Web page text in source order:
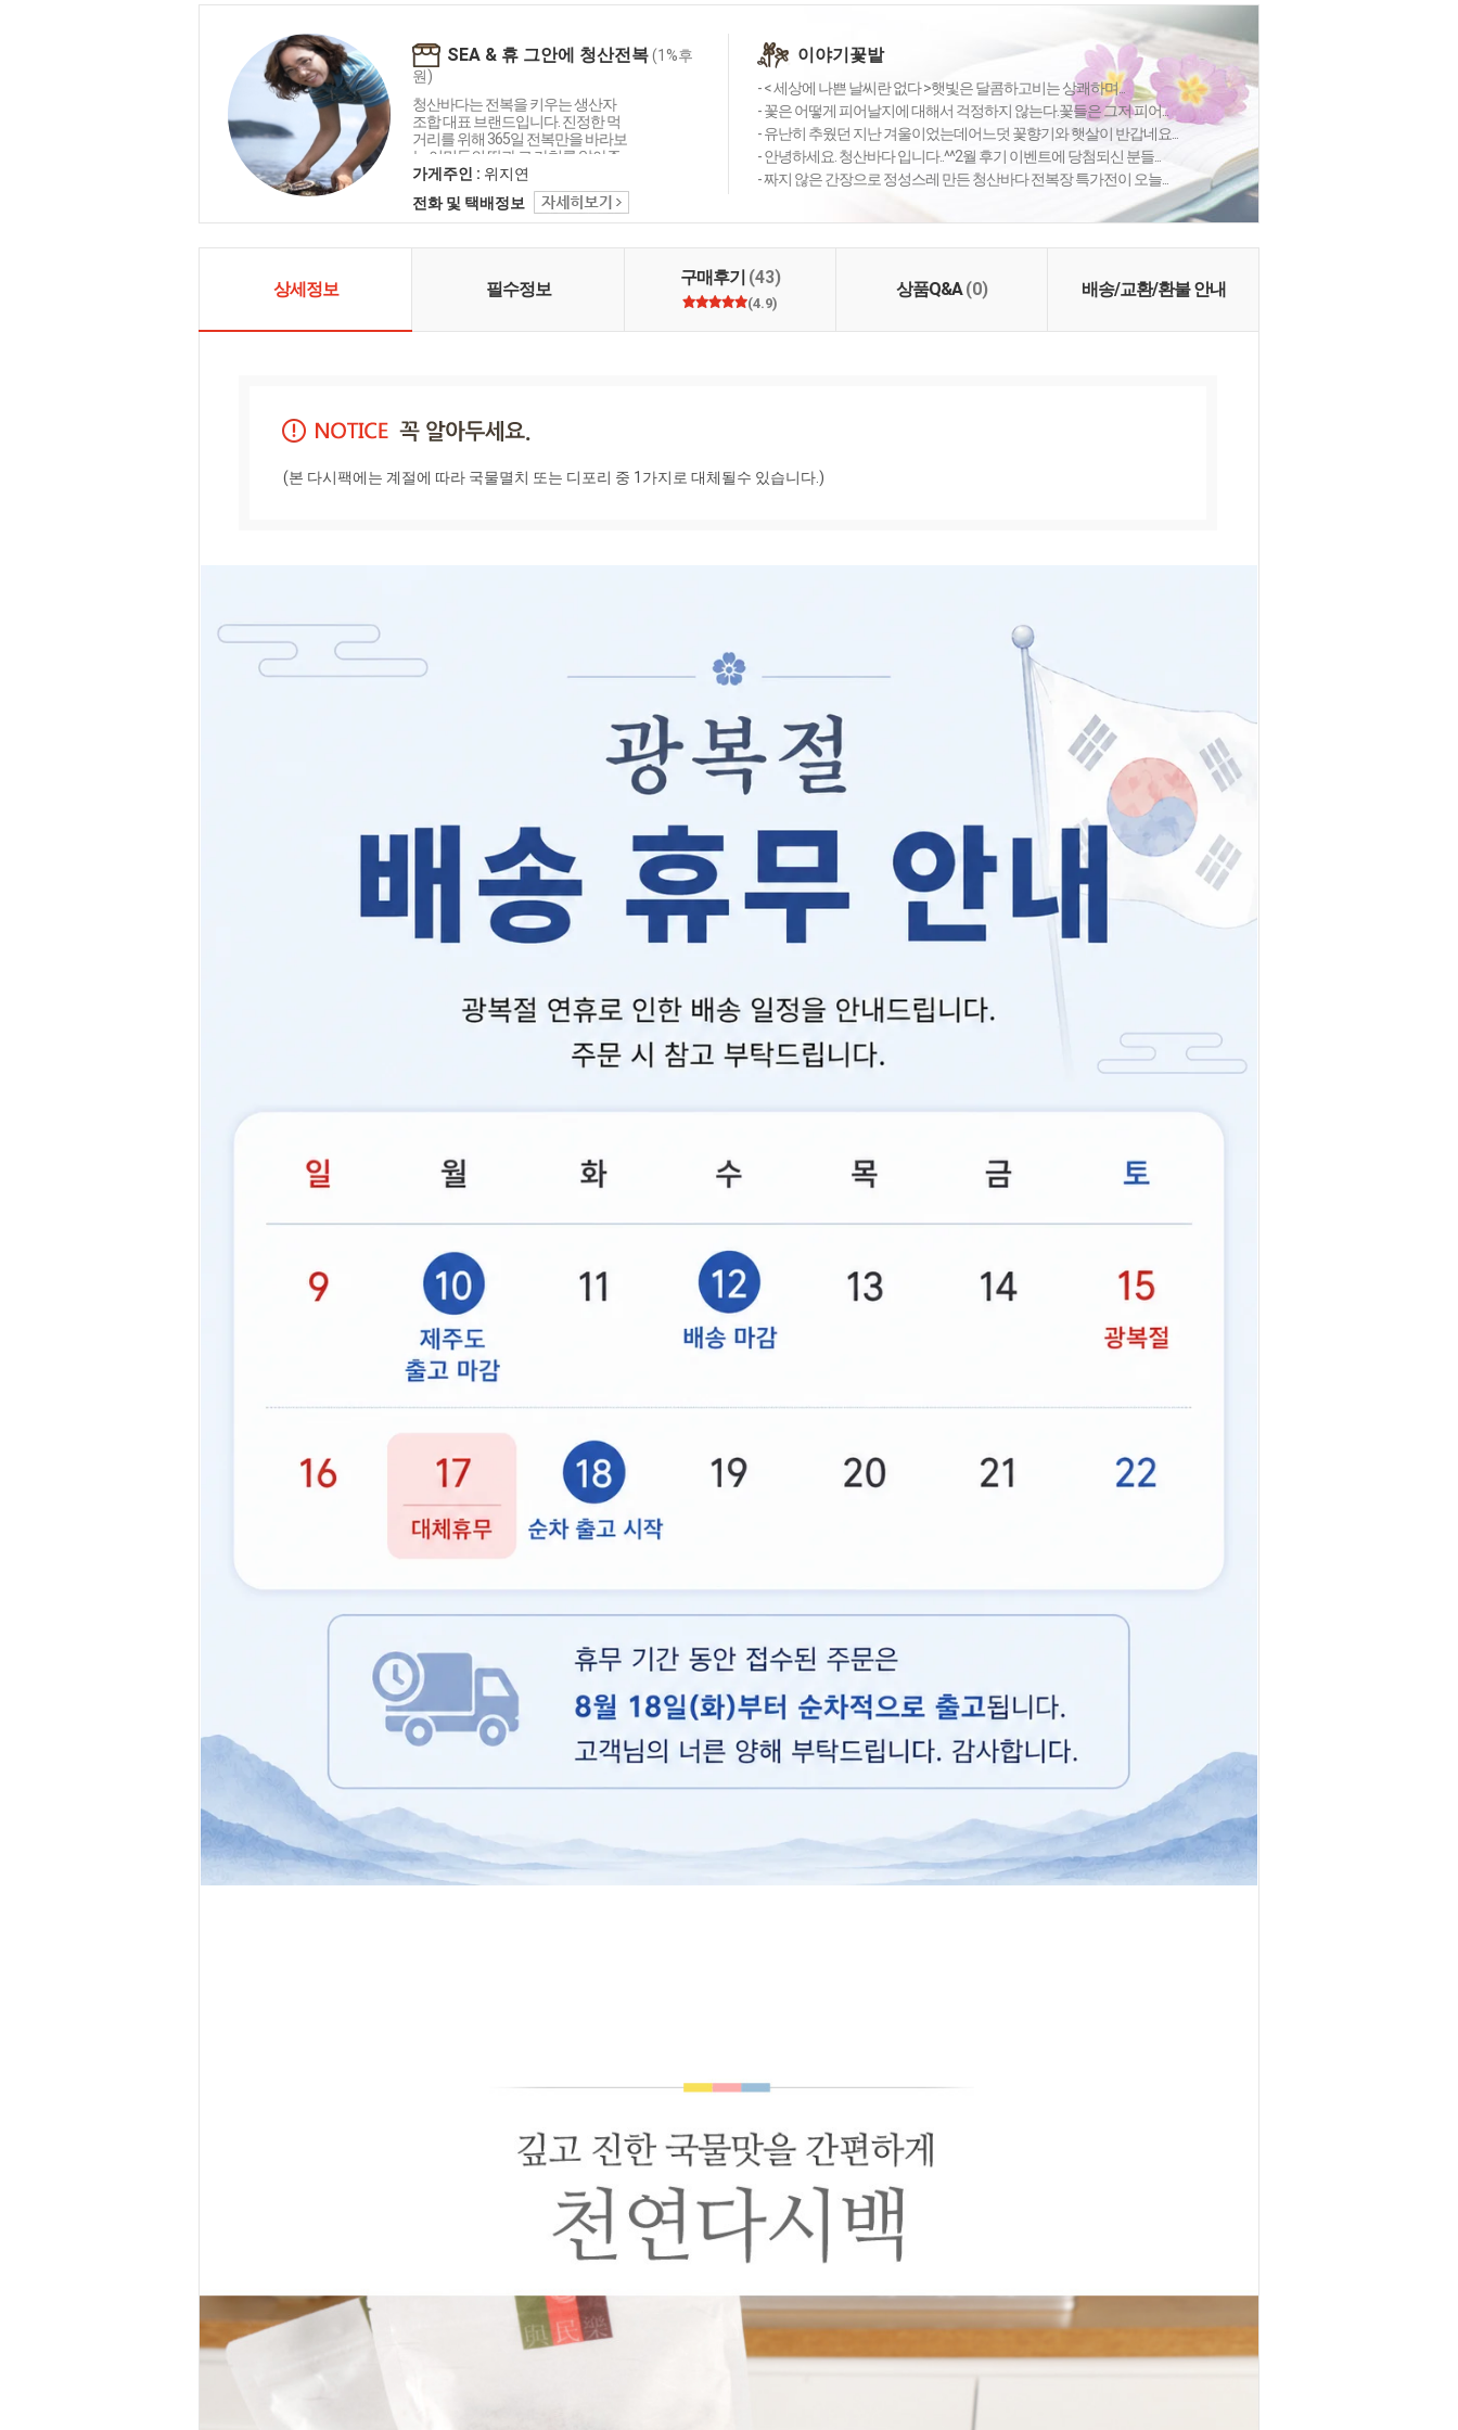
SEA & 휴 그안에 청산전복(1%후
원)
청산바다는 전복을 키우는 생산자
조합 대표 브랜드입니다. 진정한 먹
거리를 위해 365일 전복만을 바라보
는 어민들의 땀과 그 가치를 알아주
는 소비자들이 만나는 이야기속에
열매가 피어나리라 생각합니다. 살
포시 미소가 번지는 훈훈한 선물로,
먹거리로 우리 가족의 기대에 보답
가게주인 : 위지연
전화 및 택배정보
이야기꽃밭
- < 세상에 나쁜 날씨란 없다 >햇빛은 달콤하고비는 상쾌하며...
- 꽃은 어떻게 피어날지에 대해서 걱정하지 않는다.꽃들은 그저 피어...
- 유난히 추웠던 지난 겨울이었는데어느덧 꽃향기와 햇살이 반갑네요...
- 안녕하세요. 청산바다 입니다..^^2월 후기 이벤트에 당첨되신 분들...
- 짜지 않은 간장으로 정성스레 만든 청산바다 전복장 특가전이 오늘...
상세정보 필수정보
구매후기 (43)
(4.9)
상품Q&A(0) 배송/교환/환불 안내
(본 다시팩에는 계절에 따라 국물멸치 또는 디포리 중 1가지로 대체될수 있습니다.)